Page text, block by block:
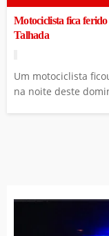
Motociclista fica
Talhada
Um motociclista
na noite deste